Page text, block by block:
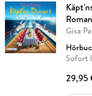
Roman
Gisa
Sofort
29,95